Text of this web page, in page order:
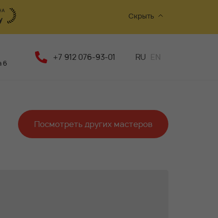
Скрыть
6
+7 912 076-93-01 RU EN
Посмотреть других мастеров